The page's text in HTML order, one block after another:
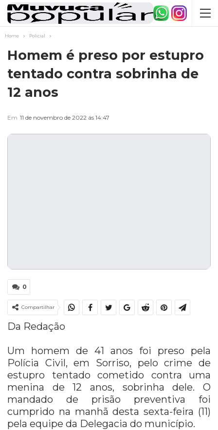
Home Policial
Homem é preso por estupro
tentado contra sobrinha de
12 anos
Em 11 de novembro de 2022 ás 14:47
0
Compartilhar
Da Redação
Um homem de 41 anos foi preso pela
Polícia Civil, em Sorriso, pelo crime de
estupro tentado cometido contra uma
menina de 12 anos, sobrinha dele. O
mandado de prisão preventiva foi
cumprido na manhã desta sexta-feira (11)
pela equipe da Delegacia do município.